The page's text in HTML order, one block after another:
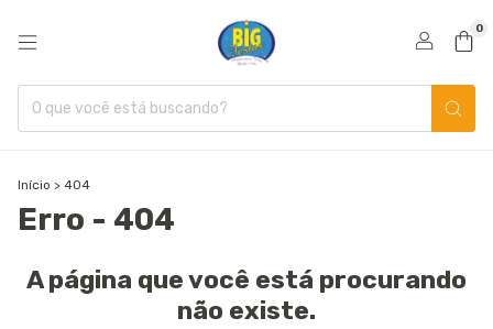
0
Início > 404
Erro - 404
A página que você está procurando
não existe.